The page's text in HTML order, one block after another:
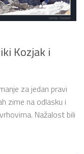
Kozjak i
za jedan pravi
zime na odlasku i
Nažalost bili